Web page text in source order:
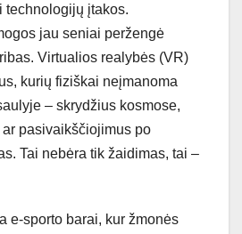
technologijų įtakos.
jau seniai peržengė
Virtualios realybės (VR)
kurių fiziškai neįmanoma
– skrydžius kosmose,
pasivaikščiojimus po
Tai nebėra tik žaidimas, tai –
e-sporto barai, kur žmonės